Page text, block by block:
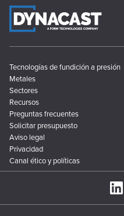
Tecnologías de fundición a presión
Metales
Sectores
Recursos
Preguntas frecuentes
Solicitar presupuesto
Aviso legal
Privacidad
Canal ético y políticas